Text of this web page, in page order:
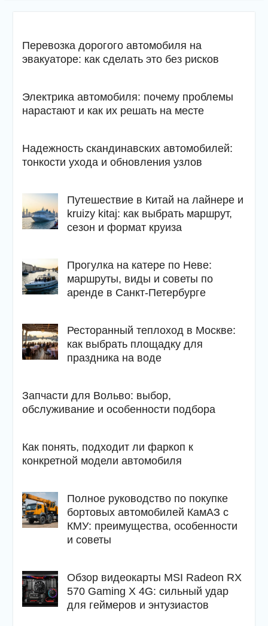
Перевозка дорогого автомобиля на
эвакуаторе: как сделать это без рисков
Электрика автомобиля: почему проблемы
нарастают и как их решать на месте
Надежность скандинавских автомобилей:
тонкости ухода и обновления узлов
Путешествие в Китай на лайнере и
kruizy kitaj: как выбрать маршрут,
сезон и формат круиза
Прогулка на катере по Неве:
маршруты, виды и советы по
аренде в Санкт-Петербурге
Ресторанный теплоход в Москве:
как выбрать площадку для
праздника на воде
Запчасти для Вольво: выбор,
обслуживание и особенности подбора
Как понять, подходит ли фаркоп к
конкретной модели автомобиля
Полное руководство по покупке
бортовых автомобилей КамАЗ с
КМУ: преимущества, особенности
и советы
Обзор видеокарты MSI Radeon RX
570 Gaming X 4G: сильный удар
для геймеров и энтузиастов